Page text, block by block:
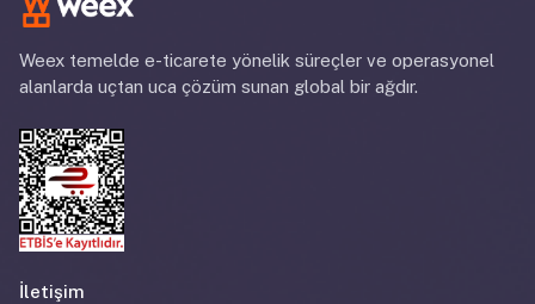
Weex temelde e-ticarete yönelik süreçler ve operasyonel
alanlarda uçtan uca çözüm sunan global bir ağdır.
İletişim